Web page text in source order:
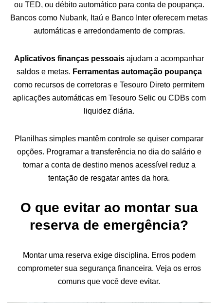
ou TED, ou débito automático para conta de poupança.
Bancos como Nubank, Itaú e Banco Inter oferecem metas
automáticas e arredondamento de compras.
Aplicativos finanças pessoais ajudam a acompanhar
saldos e metas. Ferramentas automação poupança
como recursos de corretoras e Tesouro Direto permitem
aplicações automáticas em Tesouro Selic ou CDBs com
liquidez diária.
Planilhas simples mantêm controle se quiser comparar
opções. Programar a transferência no dia do salário e
tornar a conta de destino menos acessível reduz a
tentação de resgatar antes da hora.
O que evitar ao montar sua
reserva de emergência?
Montar uma reserva exige disciplina. Erros podem
comprometer sua segurança financeira. Veja os erros
comuns que você deve evitar.